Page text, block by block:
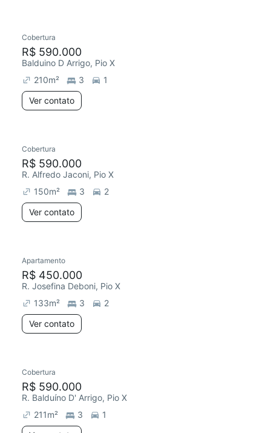
Cobertura
R$ 590.000
Balduino D Arrigo, Pio X
210m² 3
1
Ver contato
Cobertura
R$ 590.000
R. Alfredo Jaconi, Pio X
150m² 3
2
Ver contato
Apartamento
R$ 450.000
R. Josefina Deboni, Pio X
133m² 3
2
Ver contato
Cobertura
R$ 590.000
R. Balduíno D' Arrigo, Pio X
211m² 3
1